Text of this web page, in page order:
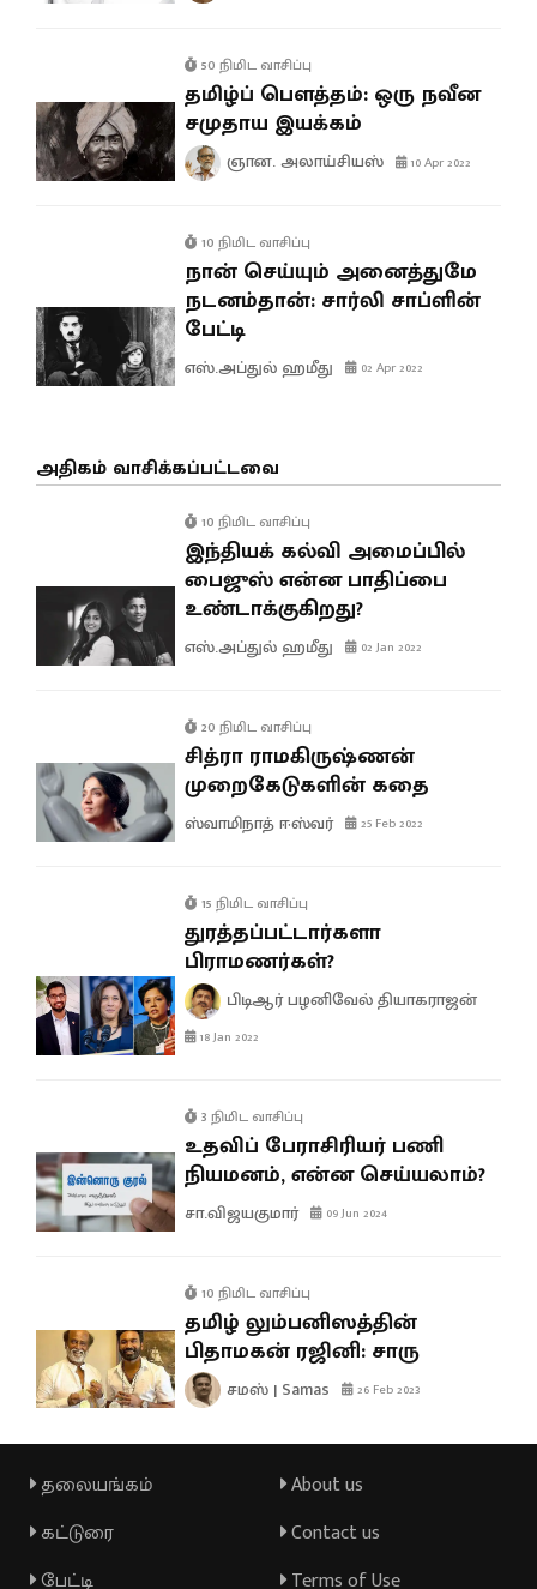
50 நிமிட வாசிப்பு
தமிழ்ப் பௌத்தம்: ஒரு நவீன
சமுதாய இயக்கம்
ஞான. அலாய்சியஸ் 10 Apr 2022
10 நிமிட வாசிப்பு
நான் செய்யும் அனைத்துமே
நடனம்தான்: சார்லி சாப்ளின்
பேட்டி
எஸ்.அப்துல் ஹமீது 02 Apr 2022
அதிகம் வாசிக்கப்பட்டவை
10 நிமிட வாசிப்பு
இந்தியக் கல்வி அமைப்பில்
பைஜுஸ் என்ன பாதிப்பை
உண்டாக்குகிறது?
எஸ்.அப்துல் ஹமீது 02 Jan 2022
20 நிமிட வாசிப்பு
சித்ரா ராமகிருஷ்ணன்
முறைகேடுகளின் கதை
ஸ்வாமிநாத் ஈஸ்வர் 25 Feb 2022
15 நிமிட வாசிப்பு
துரத்தப்பட்டார்களா
பிராமணர்கள்?
பிடிஆர் பழனிவேல் தியாகராஜன்
18 Jan 2022
3 நிமிட வாசிப்பு
உதவிப் பேராசிரியர் பணி
நியமனம், என்ன செய்யலாம்?
சா.விஜயகுமார் 09 Jun 2024
10 நிமிட வாசிப்பு
தமிழ் லும்பனிஸத்தின்
பிதாமகன் ரஜினி: சாரு
சமஸ் | Samas 26 Feb 2023
தலையங்கம்
கட்டுரை
பேட்டி
About us
Contact us
Terms of Use